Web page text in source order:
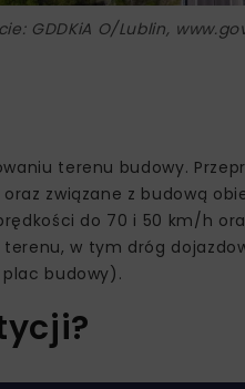
GDDKiA O/Lublin,
terenu budowy.
związane z budową
do 70 i 50 km/h
w tym dróg
budowy).